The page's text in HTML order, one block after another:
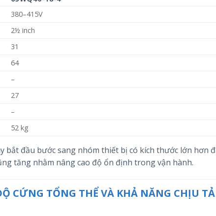
380–415V
2½ inch
31
64
–
27
–
52 kg
bắt đầu bước sang nhóm thiết bị có kích thước lớn hơn
tăng nhằm nâng cao độ ổn định trong vận hành.
CỨNG TỔNG THỂ VÀ KHẢ NĂNG CHỊU